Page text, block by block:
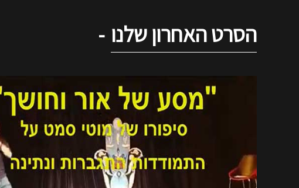
הסרט האחרון שלנו -